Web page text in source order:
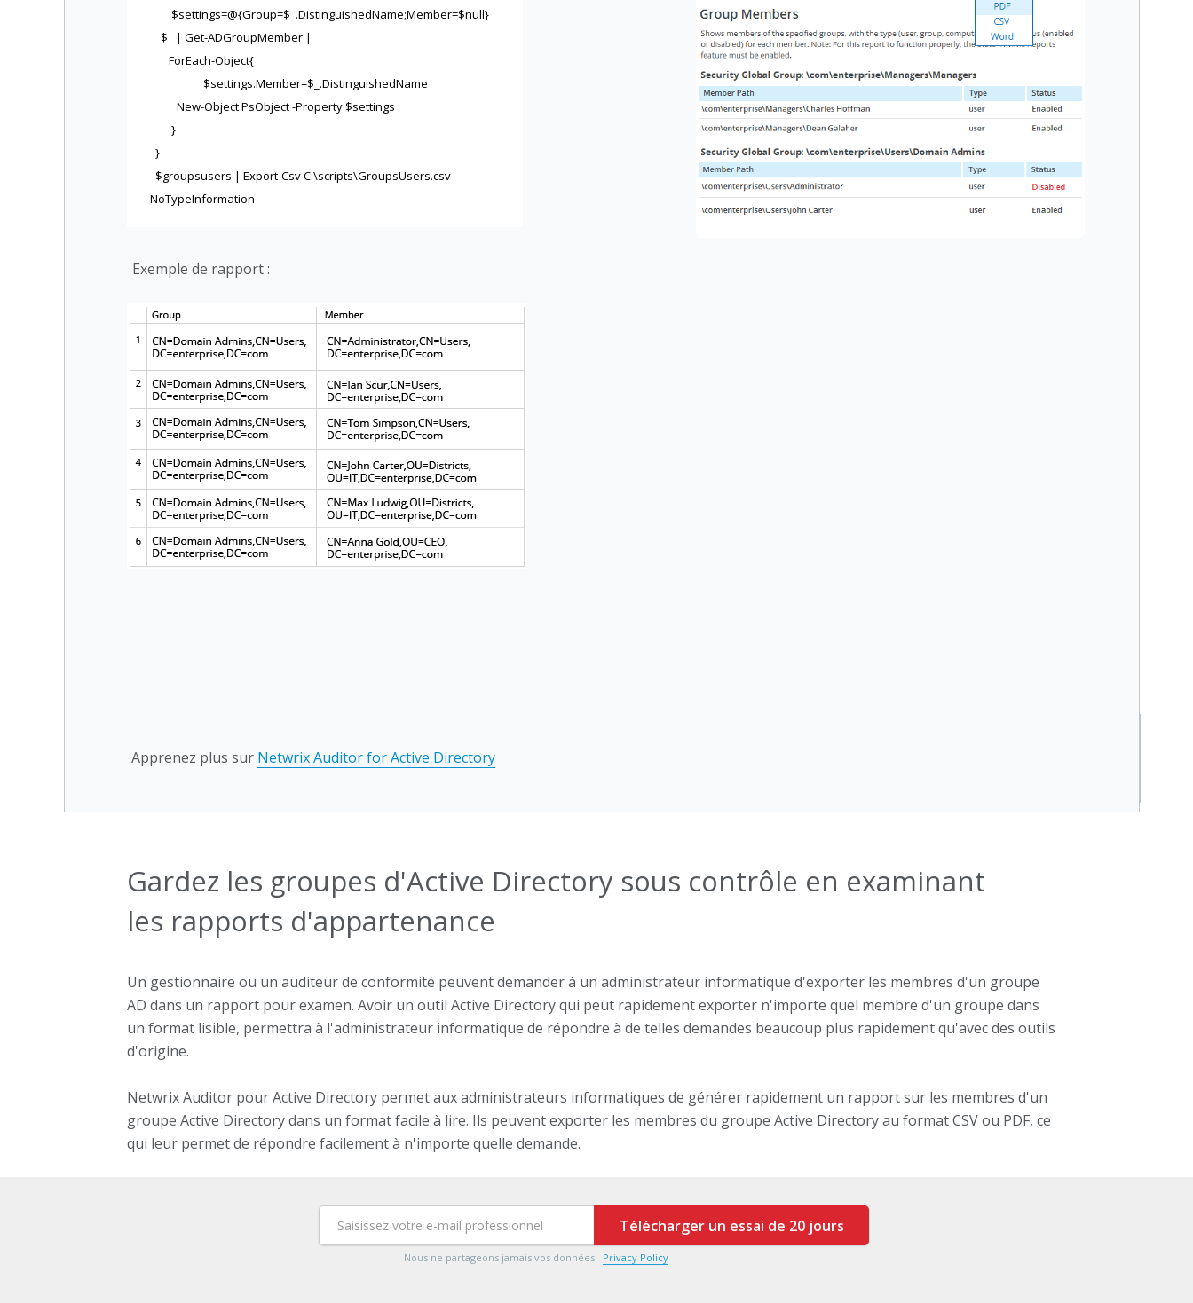
$settings=@{Group=$_.DistinguishedName;Member=$null}
$_ | Get-ADGroupMember |
ForEach-Object{
$settings.Member=$_.DistinguishedName
New-Object PsObject -Property $settings
}
}
$groupsusers | Export-Csv C:\scripts\GroupsUsers.csv –
NoTypeInformation
Exemple de rapport :
Apprenez plus sur Netwrix Auditor for Active Directory
Gardez les groupes d'Active Directory sous contrôle en examinant
les rapports d'appartenance
Un gestionnaire ou un auditeur de conformité peuvent demander à un administrateur informatique d'exporter les membres d'un groupe
AD dans un rapport pour examen. Avoir un outil Active Directory qui peut rapidement exporter n'importe quel membre d'un groupe dans
un format lisible, permettra à l'administrateur informatique de répondre à de telles demandes beaucoup plus rapidement qu'avec des outils
d'origine.
Netwrix Auditor pour Active Directory permet aux administrateurs informatiques de générer rapidement un rapport sur les membres d'un
groupe Active Directory dans un format facile à lire. Ils peuvent exporter les membres du groupe Active Directory au format CSV ou PDF, ce
qui leur permet de répondre facilement à n'importe quelle demande.
Nous ne partageons jamais vos données. Privacy Policy
Télécharger un essai de 20 jours